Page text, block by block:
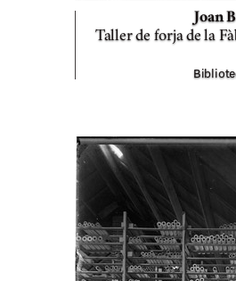
Joan
Taller de forja de la